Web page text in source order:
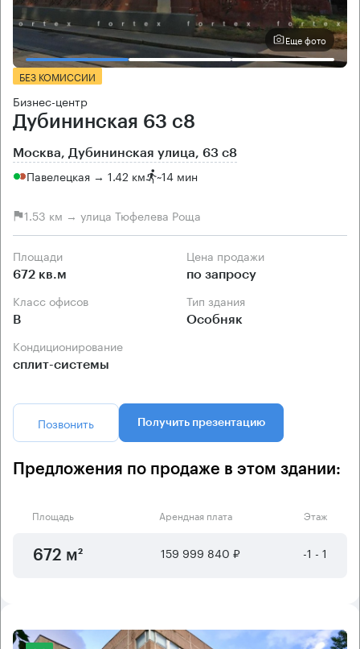
Еще фото
БЕЗ КОМИССИИ
Бизнес-центр
Дубининская 63 с8
Москва, Дубининская улица, 63 с8
Павелецкая → 1.42 км ~14 мин
1.53 км → улица Тюфелева Роща
Площади
672 кв.м
Цена продажи
по запросу
Класс офисов
B
Тип здания
Особняк
Кондиционирование
сплит-системы
Позвонить Получить презентацию
Предложения по продаже в этом здании:
Площадь Арендная плата Этаж
672 м² 159 999 840 ₽ -1 - 1